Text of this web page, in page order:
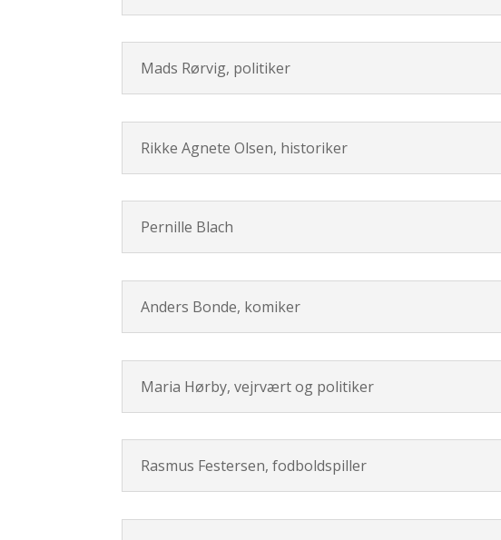
Mads Rørvig, politiker
Rikke Agnete Olsen, historiker
Pernille Blach
Anders Bonde, komiker
Maria Hørby, vejrvært og politiker
Rasmus Festersen, fodboldspiller